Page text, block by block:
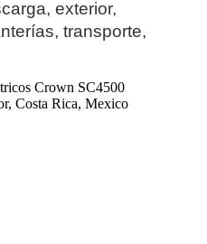
exterior,
transporte,
Crown SC4500
Costa Rica, Mexico